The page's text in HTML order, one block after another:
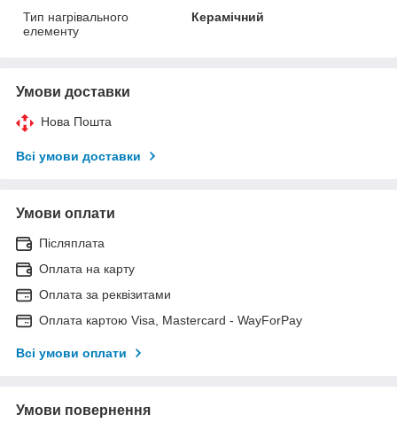
Тип нагрівального
елементу
Керамічний
Умови доставки
Нова Пошта
Всі умови доставки
Умови оплати
Післяплата
Оплата на карту
Оплата за реквізитами
Оплата картою Visa, Mastercard - WayForPay
Всі умови оплати
Умови повернення